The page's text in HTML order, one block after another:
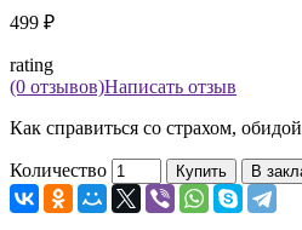
499 ₽
rating
(0 отзывов)Написать отзыв
Как справиться со страхом,
Количество Купить В